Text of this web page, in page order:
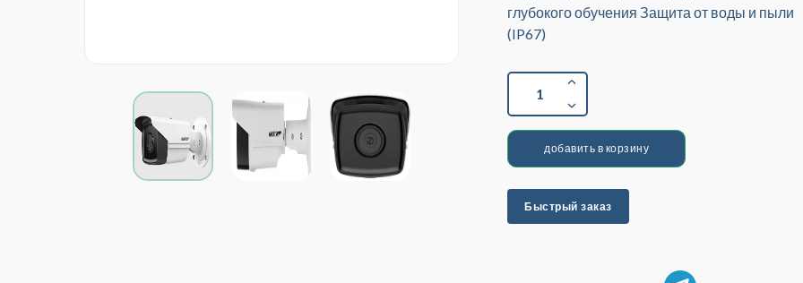
глубокого обучения Защита от воды и пыли
(IP67)
1
добавить в корзину
Быстрый заказ